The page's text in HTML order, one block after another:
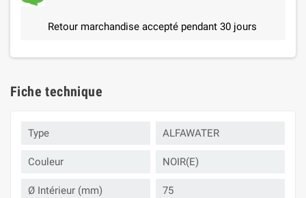
Retour marchandise accepté pendant 30 jours
Fiche technique
Type ALFAWATER
Couleur NOIR(E)
Ø Intérieur (mm) 75